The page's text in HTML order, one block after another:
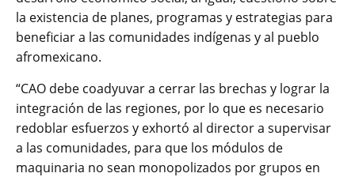
la existencia de planes, programas y estrategias para
beneficiar a las comunidades indígenas y al pueblo
afromexicano.
“CAO debe coadyuvar a cerrar las brechas y lograr la
integración de las regiones, por lo que es necesario
redoblar esfuerzos y exhortó al director a supervisar
a las comunidades, para que los módulos de
maquinaria no sean monopolizados por grupos en